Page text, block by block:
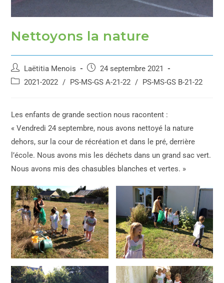
Nettoyons la nature
Laëtitia Menois
24 septembre 2021
2021-2022 / PS-MS-GS A-21-22 / PS-MS-GS B-21-22
Les enfants de grande section nous racontent :
« Vendredi 24 septembre, nous avons nettoyé la nature
dehors, sur la cour de récréation et dans le pré, derrière
l’école. Nous avons mis les déchets dans un grand sac vert.
Nous avons mis des chasubles blanches et vertes. »